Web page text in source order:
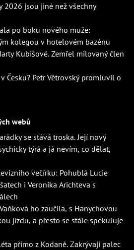
2026 jsou jiné než všechny
po boku nového muže:
kolegou v hotelovém bazénu
Kubišové. Zemřel milovaný člen
Česku? Petr Větrovský promluvil o
webů
se stává troska. Její nový
týrá a já nevím, co dělat,
večírku: Pohublá Lucie
i Veronika Arichteva s
ho zaučila, s Hanychovou
jízdu, a přesto se stále spekuluje
přímo z Kodaně. Zakrývají palec